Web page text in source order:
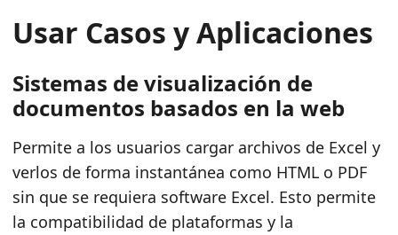
Usar Casos y Aplicaciones
Sistemas de visualización de
documentos basados en la web
Permite a los usuarios cargar archivos de Excel y
verlos de forma instantánea como HTML o PDF
sin que se requiera software Excel. Esto permite
la compatibilidad de plataformas y la